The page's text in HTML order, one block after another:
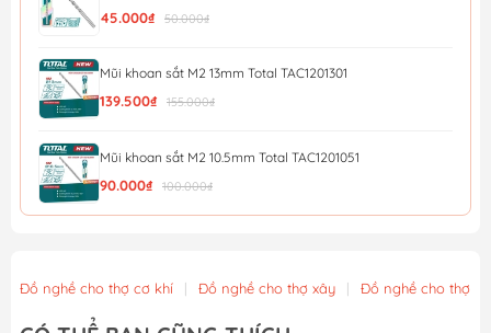
45.000₫ 50.000₫
Mũi khoan sắt M2 13mm Total TAC1201301
139.500₫ 155.000₫
Mũi khoan sắt M2 10.5mm Total TAC1201051
90.000₫ 100.000₫
Khay đựng mũi khoan vặn vít bằng nhựa, có đế từ tính...
Đồ nghề cho thợ cơ khí | Đồ nghề cho thợ xây | Đồ nghề cho thợ